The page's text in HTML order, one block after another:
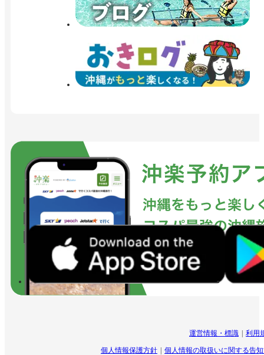
運営情報・標識 利用
個人情報保護方針 個人情報の取扱いに関する告